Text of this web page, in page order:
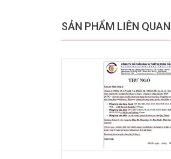
SẢN PHẨM LIÊN QUAN